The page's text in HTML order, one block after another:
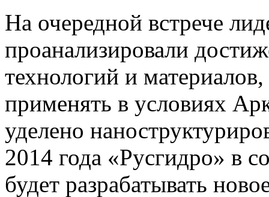
На очередной встрече
проанализировали
технологий и
применять в условиях
уделено
2014 года «Русгидро» в
будет разрабатывать